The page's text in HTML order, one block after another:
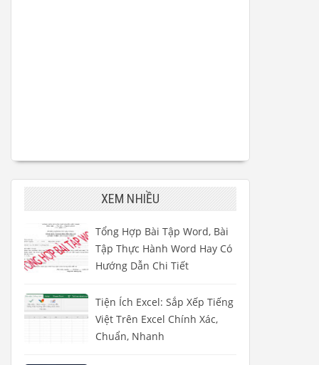
XEM NHIỀU
Tổng Hợp Bài Tập Word, Bài
Tập Thực Hành Word Hay Có
Hướng Dẫn Chi Tiết
Tiện Ích Excel: Sắp Xếp Tiếng
Việt Trên Excel Chính Xác,
Chuẩn, Nhanh